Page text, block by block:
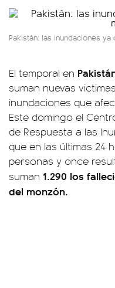
Pakistán: las inundaciones ya
El temporal en
suman nuevas
inundaciones que
Este domingo el
de Respuesta a las
que en las últimas 24
personas y once
suman 1.290 los
del monzón.